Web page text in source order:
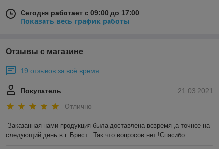
Сегодня работает с 09:00 до 17:00
Показать весь график работы
Отзывы о магазине
19 отзывов за всё время
21.03.2021
Покупатель
Отлично
Заказанная нами продукция была доставлена вовремя ,а точнее на
следующий день в г. Брест  .Так что вопросов нет !Спасибо